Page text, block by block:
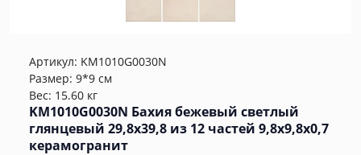
Артикул: KM1010G0030N
Размер: 9*9 см
Вес: 15.60 кг
KM1010G0030N Бахия бежевый светлый
глянцевый 29,8х39,8 из 12 частей 9,8x9,8x0,7
керамогранит